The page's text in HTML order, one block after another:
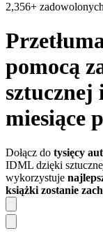
2,356+
pomocą
sztucznej
miesiące
Dołącz do tysięcy
IDML dzięki
wykorzystuje
książki zostanie